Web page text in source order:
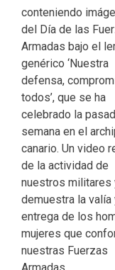
conteniendo
del Día de las
Armadas bajo el
genérico ‘Nuestra
defensa,
todos’, que se ha
celebrado la
semana en el
canario. Un video
de la actividad de
nuestros militares
demuestra la valía
entrega de los
mujeres que
nuestras Fuerzas